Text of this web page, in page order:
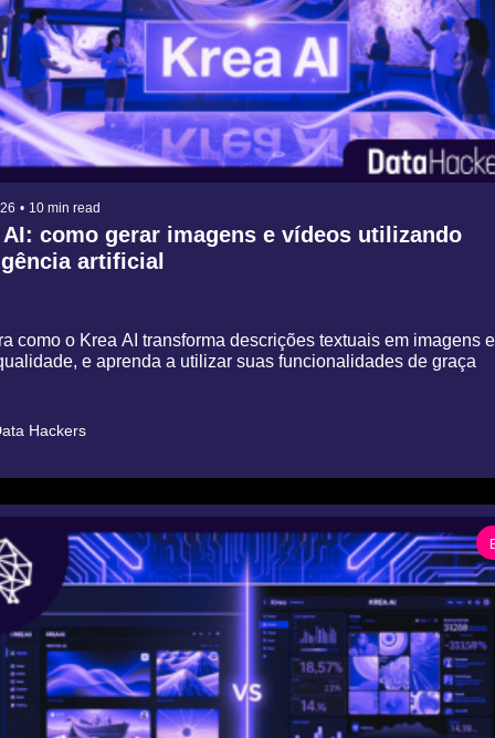
• 10 min read
como gerar imagens e vídeos utilizando
artificial
como o Krea AI transforma descrições textuais em imagens
e aprenda a utilizar suas funcionalidades de graça
Hackers